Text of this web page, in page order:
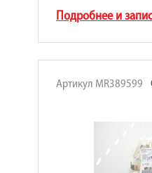
Подробнее и
Артикул MR389599